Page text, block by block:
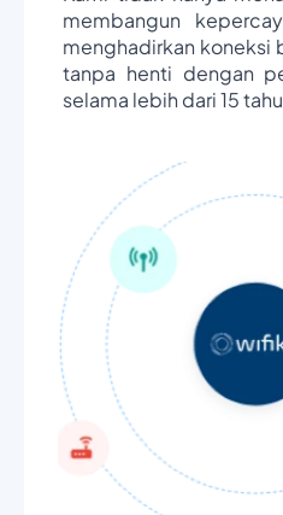
membangun
menghadirkan koneksi
tanpa henti dengan
selama lebih dari 15